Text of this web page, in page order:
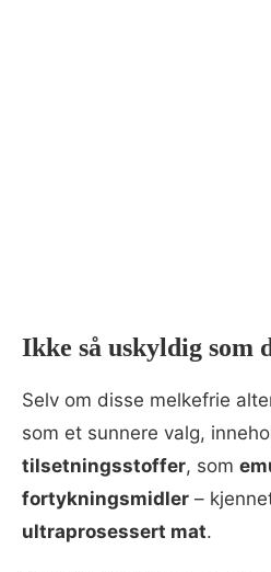
Ikke så uskyldig som
Selv om disse melkefrie
som et sunnere valg,
tilsetningsstoffer, som
fortykningsmidler –
ultraprosessert mat.